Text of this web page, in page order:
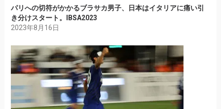
パリへの切符がかかるブラサカ男子、日本はイタリアに痛い引
き分けスタート。IBSA2023
2023年8月16日